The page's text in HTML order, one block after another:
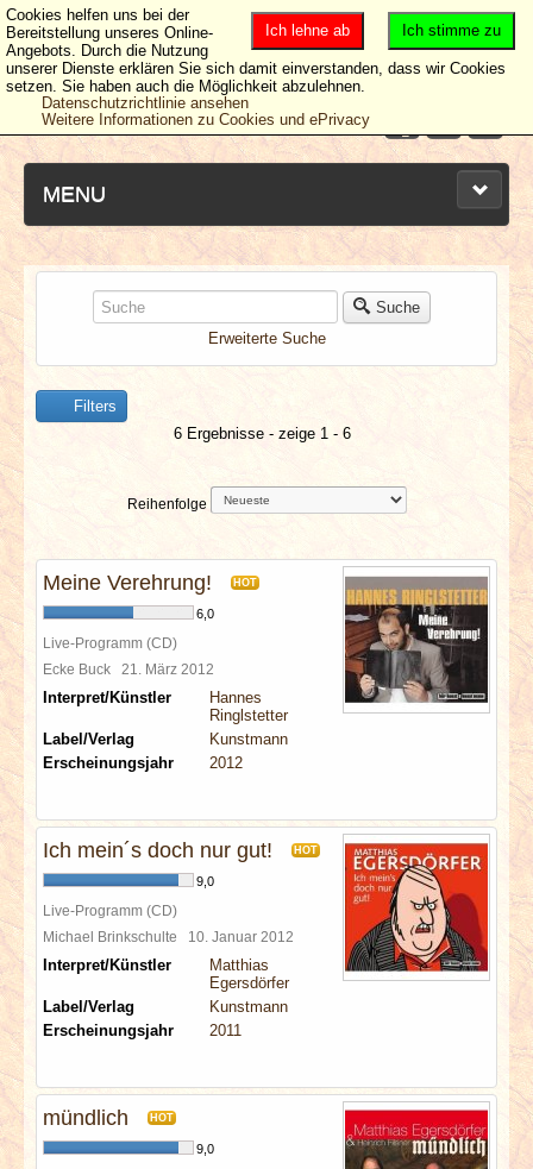
MENU
NEUESTE ARTIKEL
NEWS & DATES
BERICHTE
SPECIALS
REDAKTION
LINKS
Suche
Erweiterte Suche
Filters
6 Ergebnisse - zeige 1 - 6
Reihenfolge
Meine Verehrung! HOT
6,0
Live-Programm (CD)
Ecke Buck 21. März 2012
Interpret/Künstler
Hannes
Ringlstetter
Label/Verlag
Kunstmann
Erscheinungsjahr
2012
Ich mein´s doch nur gut! HOT
9,0
Live-Programm (CD)
Michael Brinkschulte 10. Januar 2012
Interpret/Künstler
Matthias
Egersdörfer
Label/Verlag
Kunstmann
Erscheinungsjahr
2011
mündlich HOT
9,0
Ich stimme zu
Ich lehne ab
Cookies helfen uns bei der
Bereitstellung unseres Online-
Angebots. Durch die Nutzung
unserer Dienste erklären Sie sich damit einverstanden, dass wir Cookies
setzen. Sie haben auch die Möglichkeit abzulehnen.
Datenschutzrichtlinie ansehen
Weitere Informationen zu Cookies und ePrivacy